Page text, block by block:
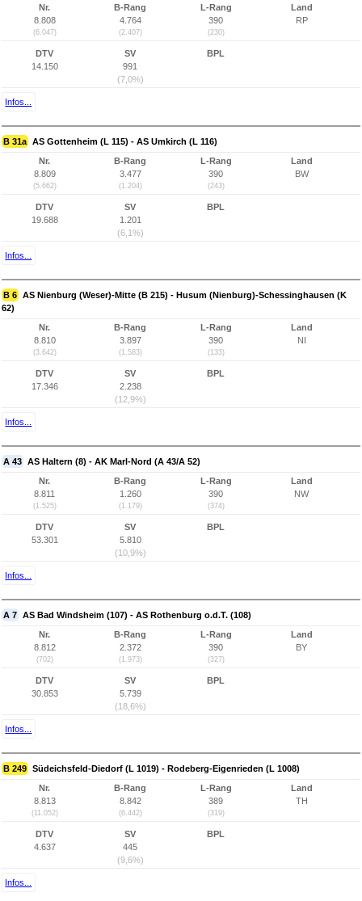
Nr.
8.808
(6.047)
B-Rang
4.764
(2.407)
L-Rang
390
(230)
Land
RP
DTV
14.150
SV
991
(7,0%)
BPL
Infos...
B 31a AS Gottenheim (L 115) - AS Umkirch (L 116)
Nr.
8.809
(5.662)
B-Rang
3.477
(1.204)
L-Rang
390
(243)
Land
BW
DTV
19.688
SV
1.201
(6,1%)
BPL
Infos...
B 6 AS Nienburg (Weser)-Mitte (B 215) - Husum (Nienburg)-Schessinghausen (K
62)
Nr.
8.810
(3.642)
B-Rang
3.897
(1.583)
L-Rang
390
(133)
Land
NI
DTV
17.346
SV
2.238
(12,9%)
BPL
Infos...
A 43 AS Haltern (8) - AK Marl-Nord (A 43/A 52)
Nr.
8.811
(1.525)
B-Rang
1.260
(1.179)
L-Rang
390
(374)
Land
NW
DTV
53.301
SV
5.810
(10,9%)
BPL
Infos...
A 7 AS Bad Windsheim (107) - AS Rothenburg o.d.T. (108)
Nr.
8.812
(702)
B-Rang
2.372
(1.973)
L-Rang
390
(327)
Land
BY
DTV
30.853
SV
5.739
(18,6%)
BPL
Infos...
B 249 Südeichsfeld-Diedorf (L 1019) - Rodeberg-Eigenrieden (L 1008)
Nr.
8.813
(11.052)
B-Rang
8.842
(6.442)
L-Rang
389
(319)
Land
TH
DTV
4.637
SV
445
(9,6%)
BPL
Infos...